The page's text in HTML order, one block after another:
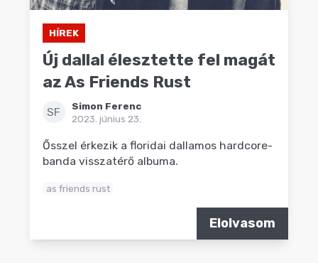
HÍREK
Új dallal élesztette fel magát
az As Friends Rust
SF
Simon Ferenc
2023. június 23.
Ősszel érkezik a floridai dallamos hardcore-
banda visszatérő albuma.
as friends rust
Elolvasom